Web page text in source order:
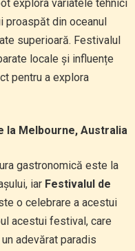
explora variatele tehnici
proaspăt din oceanul
superioară. Festivalul
locale și influențe
pentru a explora
la Melbourne, Australia
gastronomică este la
iar Festivalul de
o celebrare a acestui
acestui festival, care
adevărat paradis